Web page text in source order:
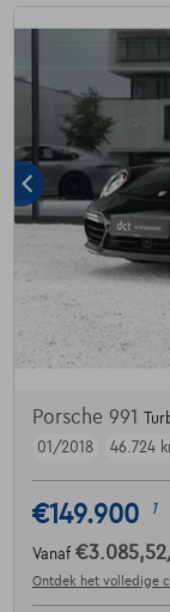
Porsche 991
01/2018
46.724
€149.900 1
Vanaf €3.085,52
Ontdek het volledige